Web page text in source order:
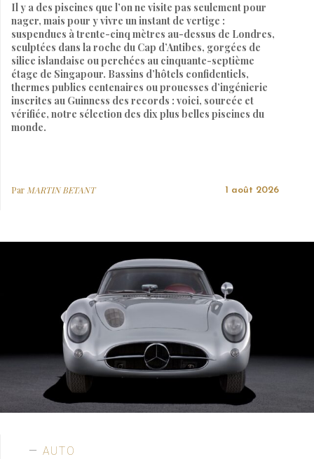
Il y a des piscines que l’on ne visite pas seulement pour
nager, mais pour y vivre un instant de vertige :
suspendues à trente-cinq mètres au-dessus de Londres,
sculptées dans la roche du Cap d’Antibes, gorgées de
silice islandaise ou perchées au cinquante-septième
étage de Singapour. Bassins d’hôtels confidentiels,
thermes publics centenaires ou prouesses d’ingénierie
inscrites au Guinness des records : voici, sourcée et
vérifiée, notre sélection des dix plus belles piscines du
monde.
Par MARTIN BETANT 1 août 2026
AUTO